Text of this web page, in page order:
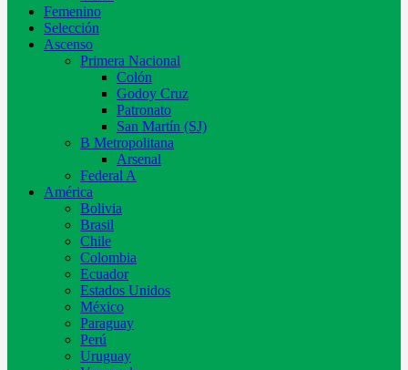
Femenino
Selección
Ascenso
Primera Nacional
Colón
Godoy Cruz
Patronato
San Martín (SJ)
B Metropolitana
Arsenal
Federal A
América
Bolivia
Brasil
Chile
Colombia
Ecuador
Estados Unidos
México
Paraguay
Perú
Uruguay